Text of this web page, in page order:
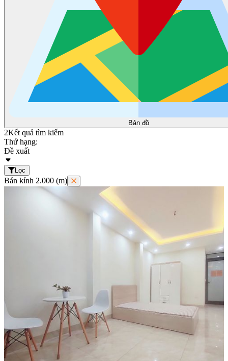
Bản đồ
2Kết quả tìm kiếm
Thứ hạng:
Đề xuất
Lọc
Bán kính 2.000 (m)